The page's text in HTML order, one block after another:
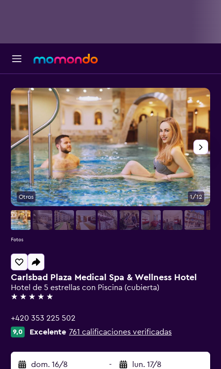
Carlsbad Plaza Medical Spa & Wellness Hotel
Hotel de 5 estrellas con Piscina (cubierta)
5 estrellas
+420 353 225 502
9,0 Excelente 761 calificaciones verificadas
dom. 16/8 - lun. 17/8
Otros 1/12
Fotos